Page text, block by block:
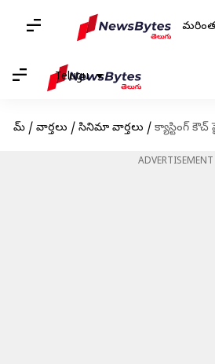
మరింత
Telugu
హోమ్ / వార్తలు / సినిమా వార్తలు / క్యాస్టింగ్ కౌచ్ పై నేనలా
ADVERTISEMENT